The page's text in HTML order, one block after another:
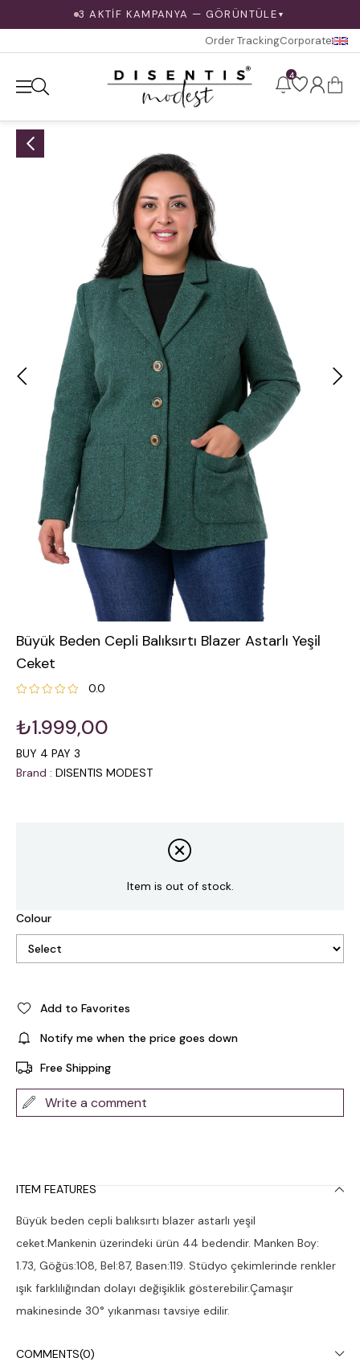
3 AKTİF KAMPANYA — GÖRÜNTÜLE ▼
Order TrackingCorporate
4
Büyük Beden Cepli Balıksırtı Blazer Astarlı Yeşil
Ceket
0.0
₺1.999,00
BUY 4 PAY 3
Brand : DISENTIS MODEST
Item is out of stock.
Colour
Add to Favorites
Notify me when the price goes down
Free Shipping
Write a comment
ITEM FEATURES
Büyük beden cepli balıksırtı blazer astarlı yeşil
ceket.Mankenin üzerindeki ürün 44 bedendir. Manken Boy:
1.73, Göğüs:108, Bel:87, Basen:119. Stüdyo çekimlerinde renkler
ışık farklılığından dolayı değişiklik gösterebilir.Çamaşır
makinesinde 30° yıkanması tavsiye edilir.
COMMENTS(0)